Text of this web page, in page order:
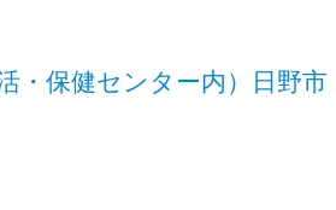
・保健センター内）日野市